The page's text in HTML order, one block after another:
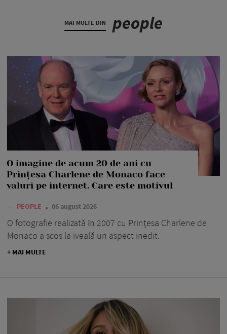
MAI MULTE DIN people
O imagine de acum 20 de ani cu
Prințesa Charlene de Monaco face
valuri pe internet. Care este motivul
— PEOPLE 06 august 2026
O fotografie realizată în 2007 cu Prințesa Charlene de
Monaco a scos la iveală un aspect inedit.
+ MAI MULTE